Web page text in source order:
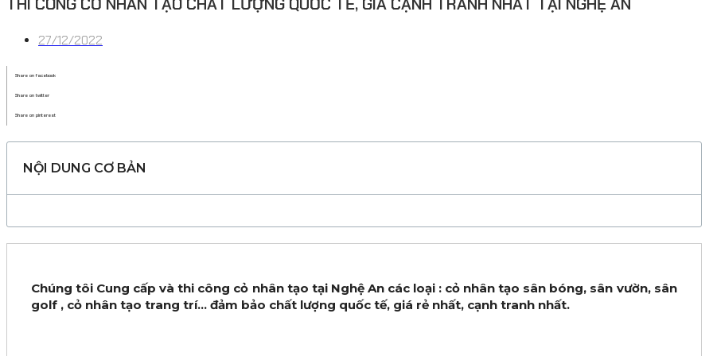
27/12/2022
Share on facebook
Share on twitter
Share on pinterest
NỘI DUNG CƠ BẢN
Chúng tôi Cung cấp và thi công cỏ nhân tạo tại Nghệ An các loại : cỏ nhân tạo sân bóng, sân vườn, sân
golf , cỏ nhân tạo trang trí… đảm bảo chất lượng quốc tế, giá rẻ nhất, cạnh tranh nhất.